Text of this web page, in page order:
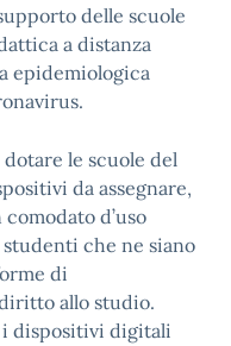
delle scuole
a distanza
epidemiologica
le scuole del
da assegnare,
d’uso
che ne siano
di
allo studio.
i dispositivi digitali